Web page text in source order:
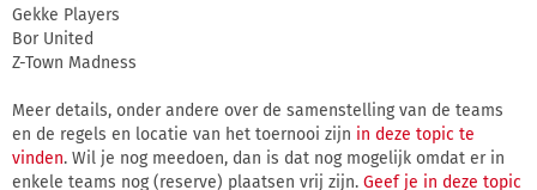
Gekke Players
Bor United
Z-Town Madness
Meer details, onder andere over de samenstelling van de teams
en de regels en locatie van het toernooi zijn in deze topic te
vinden. Wil je nog meedoen, dan is dat nog mogelijk omdat er in
enkele teams nog (reserve) plaatsen vrij zijn. Geef je in deze topic